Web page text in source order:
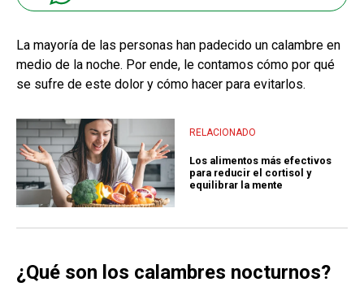
La mayoría de las personas han padecido un calambre en
medio de la noche. Por ende, le contamos cómo por qué
se sufre de este dolor y cómo hacer para evitarlos.
RELACIONADO
Los alimentos más efectivos
para reducir el cortisol y
equilibrar la mente
¿Qué son los calambres nocturnos?